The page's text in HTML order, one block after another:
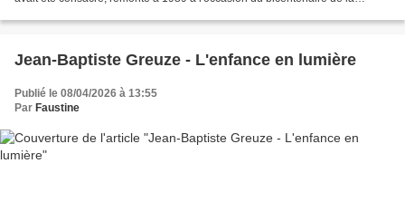
Jean-Baptiste Greuze - L'enfance en lumière
Publié le 08/04/2026 à 13:55
Par Faustine